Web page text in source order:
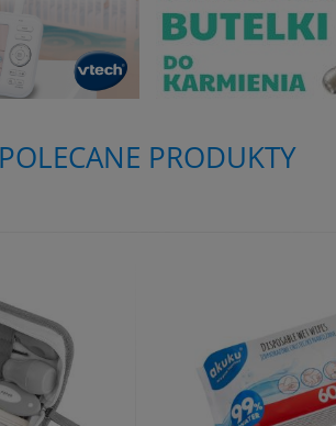
POLECANE PRODUKTY